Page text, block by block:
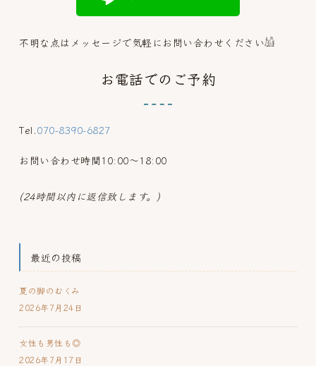
不明な点はメッセージで気軽にお問い合わせください𓀌
お電話でのご予約
Tel.070-8390-6827
お問い合わせ時間10:00～18:00
(24時間以内に返信致します。)
最近の投稿
夏の脚のむくみ
2026年7月24日
女性も男性も◎
2026年7月17日